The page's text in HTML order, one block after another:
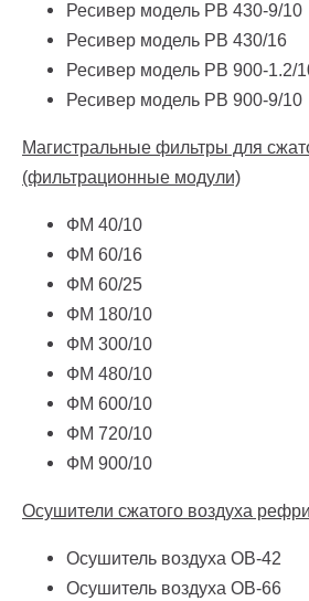
Ресивер модель РВ 430-9/10
Ресивер модель РВ 430/16
Ресивер модель РВ 900-1.2/
Ресивер модель РВ 900-9/10
Магистральные фильтры для
(фильтрационные модули)
ФМ 40/10
ФМ 60/16
ФМ 60/25
ФМ 180/10
ФМ 300/10
ФМ 480/10
ФМ 600/10
ФМ 720/10
ФМ 900/10
Осушители сжатого воздуха
Осушитель воздуха ОВ-42
Осушитель воздуха ОВ-66